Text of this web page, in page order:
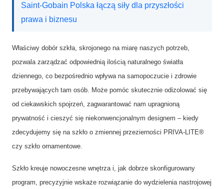
Saint-Gobain Polska łączą siły dla przyszłości
prawa i biznesu
Właściwy dobór szkła, skrojonego na miarę naszych potrzeb,
pozwala zarządzać odpowiednią ilością naturalnego światła
dziennego, co bezpośrednio wpływa na samopoczucie i zdrowie
przebywających tam osób. Może pomóc skutecznie odizolować się
od ciekawskich spojrzeń, zagwarantować nam upragnioną
prywatność i cieszyć się niekonwencjonalnym designem – kiedy
zdecydujemy się na szkło o zmiennej przezierności PRIVA-LITE®
czy szkło ornamentowe.
Szkło kreuje nowoczesne wnętrza i, jak dobrze skonfigurowany
program, precyzyjnie wskaże rozwiązanie do wydzielenia nastrojowej